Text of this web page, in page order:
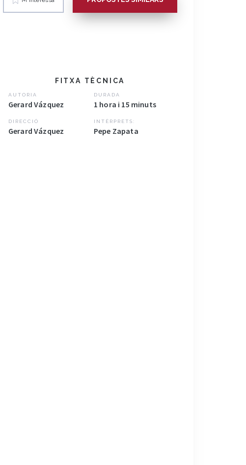
FITXA TÈCNICA
AUTORIA
Gerard Vázquez
DIRECCIÓ
Gerard Vázquez
DURADA
1 hora i 15 minuts
INTÈRPRETS:
Pepe Zapata